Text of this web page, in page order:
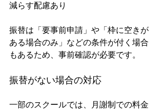
減らす配慮あり
振替は「要事前申請」や「枠に空きが
ある場合のみ」などの条件が付く場合
もあるため、事前確認が必要です。
振替がない場合の対応
一部のスクールでは、月謝制での料金